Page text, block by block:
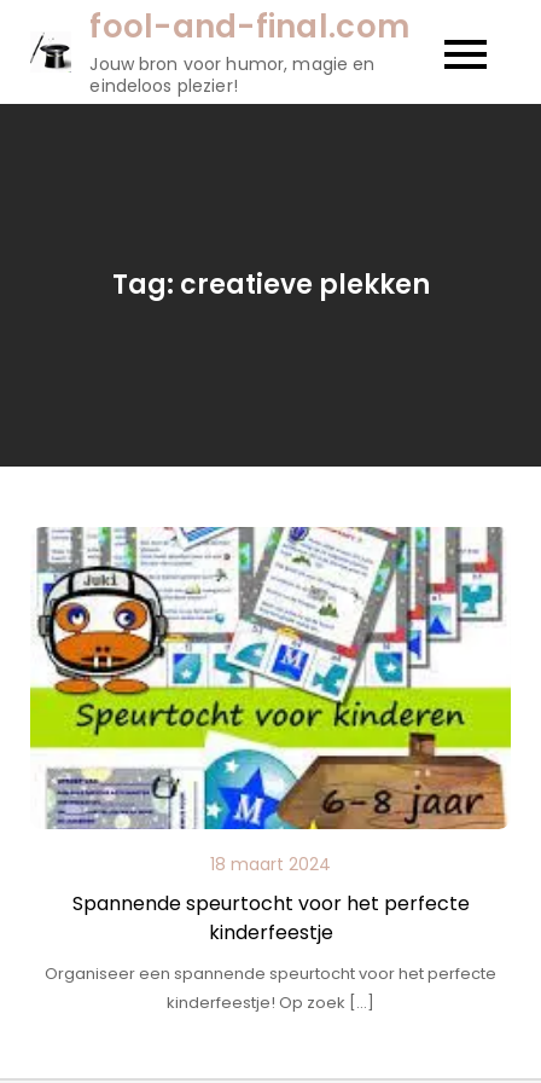
fool-and-final.com
Jouw bron voor humor, magie en
eindeloos plezier!
Tag: creatieve plekken
18 maart 2024
Spannende speurtocht voor het perfecte
kinderfeestje
Organiseer een spannende speurtocht voor het perfecte
kinderfeestje! Op zoek […]